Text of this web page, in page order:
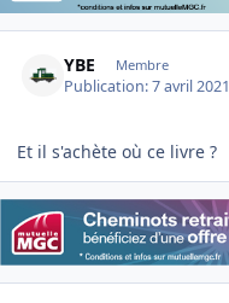
YBE Membre
Publication:7 avril 2021
Et il s'achète où ce livre ?